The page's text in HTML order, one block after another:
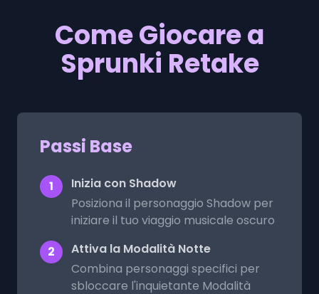
Come Giocare a
Sprunki Retake
Passi Base
1
Inizia con Shadow
Posiziona il personaggio Shadow per
iniziare il tuo viaggio musicale oscuro
2
Attiva la Modalità Notte
Combina personaggi specifici per
sbloccare l'inquietante Modalità